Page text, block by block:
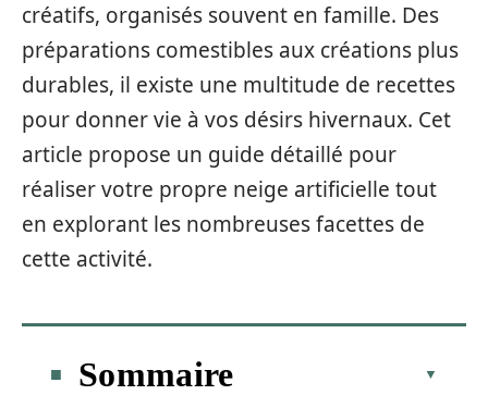
créatifs, organisés souvent en famille. Des
préparations comestibles aux créations plus
durables, il existe une multitude de recettes
pour donner vie à vos désirs hivernaux. Cet
article propose un guide détaillé pour
réaliser votre propre neige artificielle tout
en explorant les nombreuses facettes de
cette activité.
Sommaire